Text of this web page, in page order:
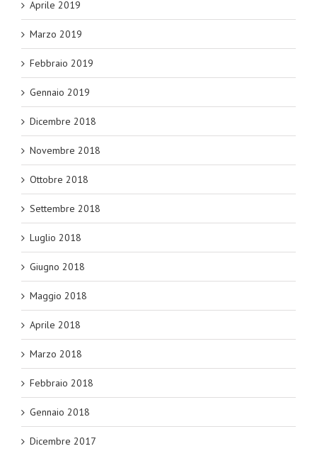
Aprile 2019
Marzo 2019
Febbraio 2019
Gennaio 2019
Dicembre 2018
Novembre 2018
Ottobre 2018
Settembre 2018
Luglio 2018
Giugno 2018
Maggio 2018
Aprile 2018
Marzo 2018
Febbraio 2018
Gennaio 2018
Dicembre 2017